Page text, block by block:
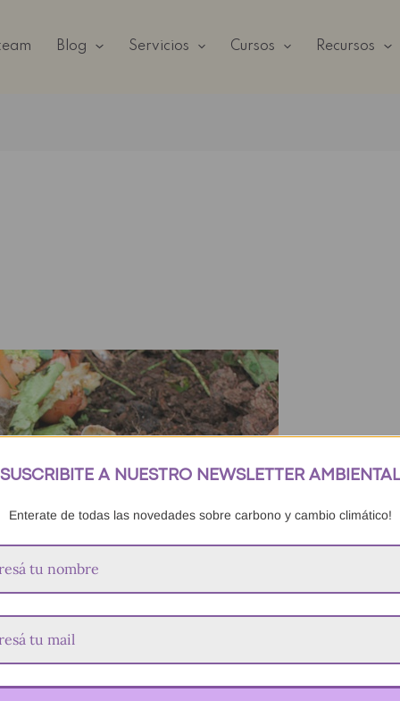
Blog Servicios Cursos Recursos
SUSCRIBITE A NUESTRO NEWSLETTER AMBIENTAL
Enterate de todas las novedades sobre carbono y cambio climático!